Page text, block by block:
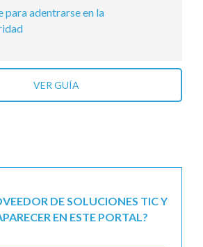
para adentrarse en la
VER GUÍA
DE SOLUCIONES TIC Y
EN ESTE PORTAL?